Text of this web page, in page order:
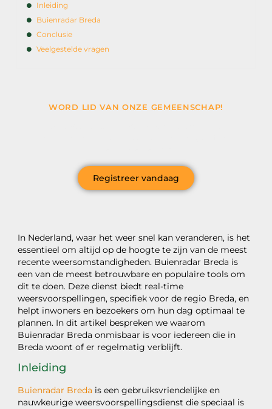
In Nederland, waar het weer snel kan veranderen, is het
essentieel om altijd op de hoogte te zijn van de meest
recente weersomstandigheden. Buienradar Breda is
een van de meest betrouwbare en populaire tools om
dit te doen. Deze dienst biedt real-time
weersvoorspellingen, specifiek voor de regio Breda, en
helpt inwoners en bezoekers om hun dag optimaal te
plannen. In dit artikel bespreken we waarom
Buienradar Breda onmisbaar is voor iedereen die in
Breda woont of er regelmatig verblijft.
Inleiding
Buienradar Breda is een gebruiksvriendelijke en
nauwkeurige weersvoorspellingsdienst die speciaal is
Inleiding
Buienradar Breda
Conclusie
Veelgestelde vragen
WORD LID VAN ONZE GEMEENSCHAP!
Registreer vandaag